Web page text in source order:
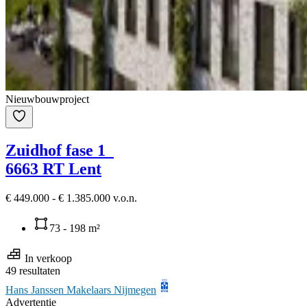
Nieuwbouwproject
Zuidhof fase 1
6663 RT Lent
€ 449.000 - € 1.385.000 v.o.n.
73 - 198 m²
In verkoop
49 resultaten
Hans Janssen Makelaars Nijmegen
Advertentie